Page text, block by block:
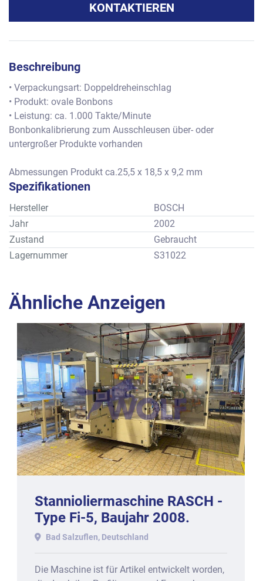
KONTAKTIEREN
Beschreibung
• Verpackungsart: Doppeldreheinschlag
• Produkt: ovale Bonbons
• Leistung: ca. 1.000 Takte/Minute
Bonbonkalibrierung zum Ausschleusen über- oder
untergroßer Produkte vorhanden
Abmessungen Produkt ca.25,5 x 18,5 x 9,2 mm
Spezifikationen
Hersteller
BOSCH
Jahr
2002
Zustand
Gebraucht
Lagernummer
S31022
Ähnliche Anzeigen
Stannioliermaschine RASCH -
Type Fi-5, Baujahr 2008.
Bad Salzuflen, Deutschland
Die Maschine ist für Artikel entwickelt worden,